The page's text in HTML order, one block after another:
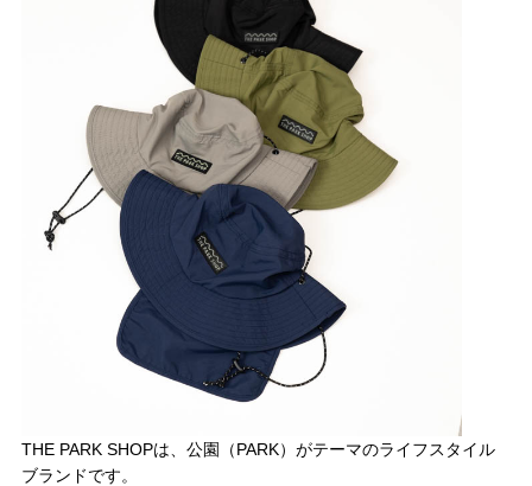
THE PARK SHOPは、公園（PARK）がテーマのライフスタイル
ブランドです。